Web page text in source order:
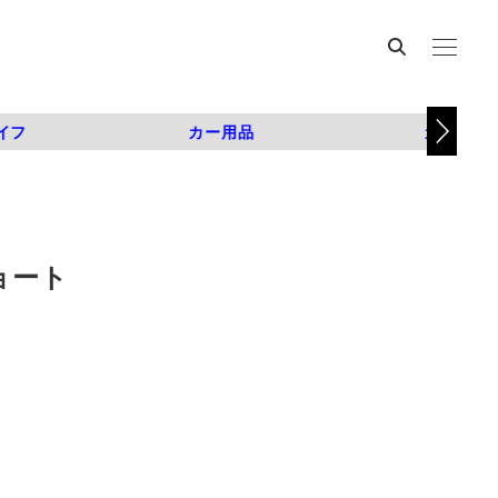
フ カー用品 カスタム
ト